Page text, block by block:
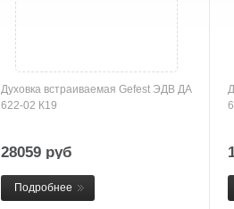
Духовка встраиваемая Gefest ЭДВ ДА
622-02 К19
28059 руб
Подробнее